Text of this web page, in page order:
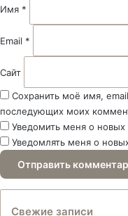
й
Имя *
Email *
Сайт
Сохранить моё имя,
последующих моих
Уведомить меня о
Уведомлять меня о
Свежие записи